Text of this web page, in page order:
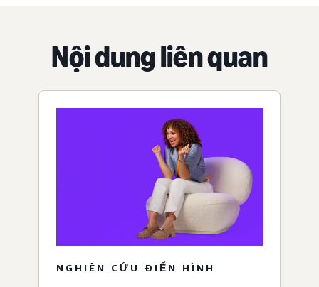
Nội dung liên quan
NGHIÊN CỨU ĐIỂN HÌNH